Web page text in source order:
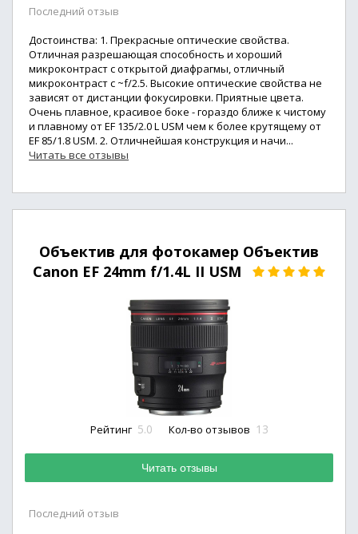
Последний отзыв
Достоинства: 1. Прекрасные оптические свойства.
Отличная разрешающая способность и хороший
микроконтраст с открытой диафрагмы, отличный
микроконтраст с ~f/2.5. Высокие оптические свойства не
зависят от дистанции фокусировки. Приятные цвета.
Очень плавное, красивое боке - гораздо ближе к чистому
и плавному от EF 135/2.0 L USM чем к более крутящему от
EF 85/1.8 USM. 2. Отличнейшая конструкция и начи...
Читать все отзывы
Объектив для фотокамер Объектив
Canon EF 24mm f/1.4L II USM
Рейтинг 5.0 Кол-во отзывов 13
Читать отзывы
Последний отзыв